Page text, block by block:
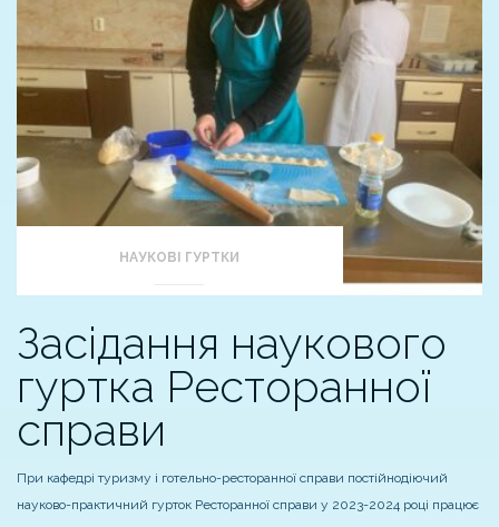
НАУКОВІ ГУРТКИ
Засідання наукового
гуртка Ресторанної
справи
При кафедрі туризму і готельно-ресторанної справи постійнодіючий
науково-практичний гурток Ресторанної справи у 2023-2024 році працює